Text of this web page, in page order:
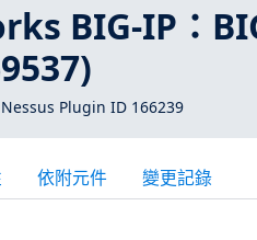
BIG-IP：
Nessus Plugin ID 166239
依附元件 變更記錄